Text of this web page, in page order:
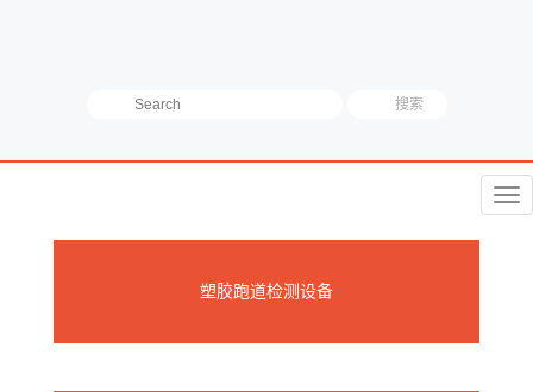
菜
塑胶跑道检测设备